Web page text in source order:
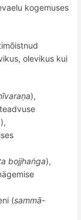
kogemuses
olevikus kui
),
),
bojjhaṅga),
(sammā-